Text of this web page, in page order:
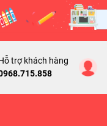
trợ khách hàng